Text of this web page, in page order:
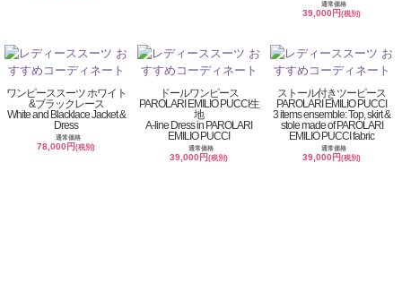
通常価格
39,000円(税別)
ワンピーススーツ ホワイト
&ブラックレース
White and Blacklace Jacket &
Dress
通常価格
78,000円(税別)
ドールワンピース
PAROLARI EMILIO PUCCI生
地
A-line Dress in PAROLARI
EMILIO PUCCI
通常価格
39,000円(税別)
ストール付きツーピース
PAROLARI EMILIO PUCCI
3 items ensemble: Top, skirt &
stole made of PAROLARI
EMILIO PUCCI fabric
通常価格
39,000円(税別)